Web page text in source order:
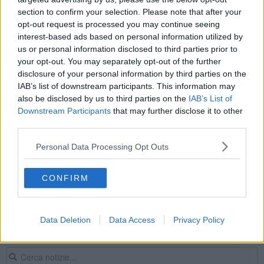
section to confirm your selection. Please note that after your
opt-out request is processed you may continue seeing
interest-based ads based on personal information utilized by
us or personal information disclosed to third parties prior to
your opt-out. You may separately opt-out of the further
disclosure of your personal information by third parties on the
IAB’s list of downstream participants. This information may
also be disclosed by us to third parties on the IAB’s List of
Downstream Participants that may further disclose it to other
Personal Data Processing Opt Outs
CONFIRM
Data Deletion Data Access Privacy Policy
I supereroi del '900 raccontati da Clementi
Immagini porno durante la riunione on line per
l'asilo
Sui carri di Carnevale i grandi del passato e il
Covid
Porno durante gli incontri on line delle scuole,
caccia agli hacker
Energia, tasse, diritti, Meloni incassa la fiducia
alla Camera
Palazzo aperto omaggia Mario Luzi
​Il rischio obesità si individua già a dieci anni
Grassi o no, scovato l'ormone responsabile
Maturità 2024, le tracce dei temi di italiano